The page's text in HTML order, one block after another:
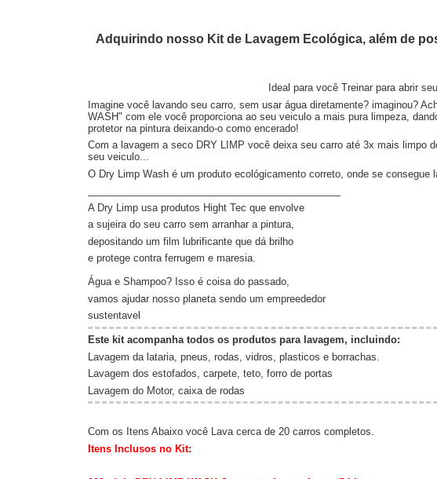
Adquirindo nosso Kit de Lavagem Ecológica, além de
Ideal para você Treinar para abrir
Imagine você lavando seu carro, sem usar água diretamente? imaginou?
WASH" com ele você proporciona ao seu veiculo a mais pura limpeza,
protetor na pintura deixando-o como encerado!
Com a lavagem a seco DRY LIMP você deixa seu carro até 3x mais limpo
seu veiculo...
O Dry Limp Wash é um produto ecológicamento correto, onde se
A Dry Limp usa produtos Hight Tec que envolve
a sujeira do seu carro sem arranhar a pintura,
depositando um film lubrificante que dá brilho
e protege contra ferrugem e maresia.
Água e Shampoo? Isso é coisa do passado,
vamos ajudar nosso planeta sendo um empreededor
sustentavel
Este kit acompanha todos os produtos para lavagem, incluindo:
Lavagem da lataria, pneus, rodas, vidros, plasticos e borrachas.
Lavagem dos estofados, carpete, teto, forro de portas
Lavagem do Motor, caixa de rodas
Com os Itens Abaixo você Lava cerca de 20 carros completos.
Itens Inclusos no Kit: